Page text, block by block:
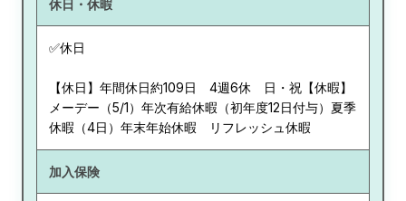
休日・休暇
✅休日
【休日】年間休日約109日 4週6休 日・祝【休暇】
メーデー（5/1）年次有給休暇（初年度12日付与）夏季
休暇（4日）年末年始休暇 リフレッシュ休暇
加入保険